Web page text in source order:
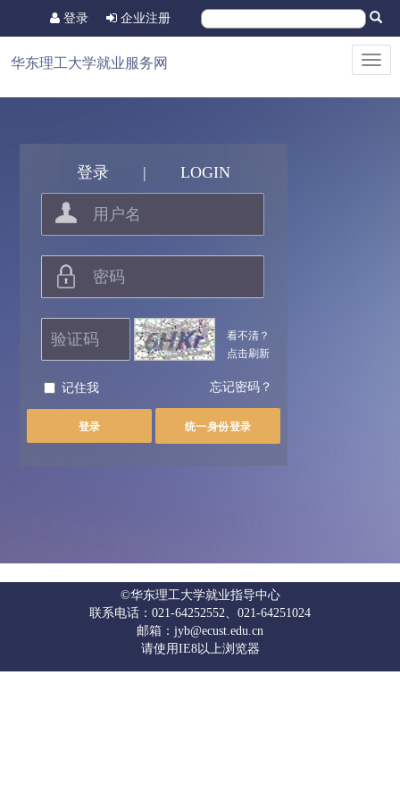
企业注册
登录
华东理工大学就业服务网
登录 | LOGIN
看不清？
点击刷新
记住我 忘记密码？
©华东理工大学就业指导中心
联系电话：021-64252552、021-64251024
邮箱：jyb@ecust.edu.cn
请使用IE8以上浏览器